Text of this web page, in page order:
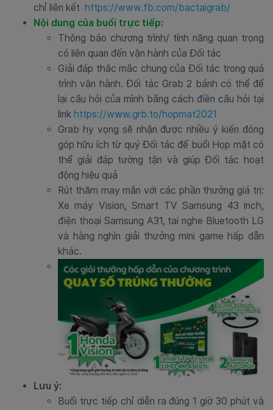
chỉ liên kết https://www.fb.com/bactaigrab/
Nội dung của buổi trực tiếp:
Thông báo chương trình/ tính năng quan trọng
có liên quan đến vận hành của Đối tác
Giải đáp thắc mắc chung của Đối tác trong quá
trình vận hành. Đối tác Grab 2 bánh có thể để
lại câu hỏi của mình bằng cách điền câu hỏi tại
link https://www.grb.to/hopmat2021
Grab hy vọng sẽ nhận được nhiều ý kiến đóng
góp hữu ích từ quý Đối tác để buổi Họp mặt có
thể giải đáp tường tận và giúp Đối tác hoạt
động hiệu quả
Rút thăm may mắn với các phần thưởng giá trị:
Xe máy Vision, Smart TV Samsung 43 inch,
điện thoại Samsung A31, tai nghe Bluetooth LG
và hàng nghìn giải thưởng mini game hấp dẫn
khác.
Lưu ý:
Buổi trực tiếp chỉ diễn ra đúng 1 giờ 30 phút và